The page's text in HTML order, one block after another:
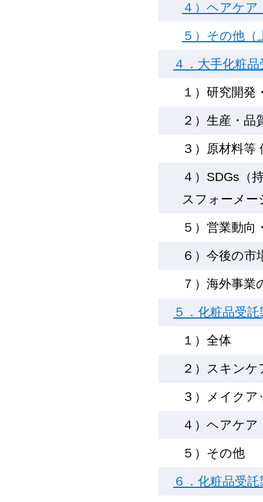
４）ヘアケア
５）その他（
４．大手化粧
１）研究開発
２）生産・品
３）原材料等
４）SDGs（
スフォーメー
５）営業動
６）今後の市
７）海外事業
５．化粧品受
１）全体
２）スキンケ
３）メイクア
４）ヘアケア
５）その他
６．化粧品受